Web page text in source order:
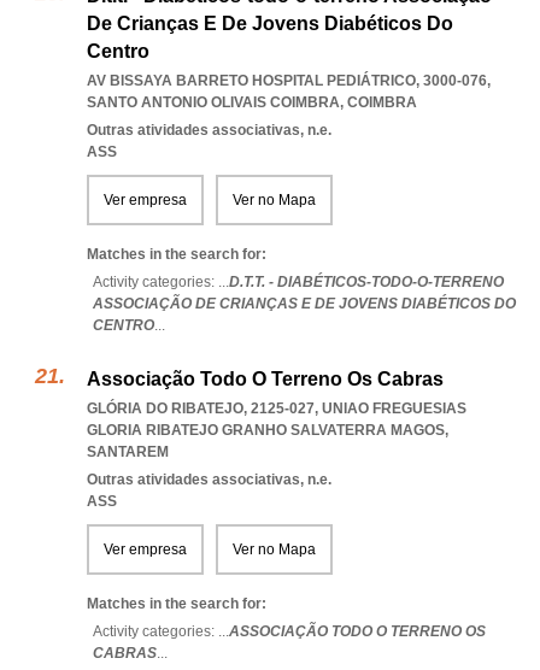
De Crianças E De Jovens Diabéticos Do
Centro
AV BISSAYA BARRETO HOSPITAL PEDIÁTRICO, 3000-076,
SANTO ANTONIO OLIVAIS COIMBRA, COIMBRA
Outras atividades associativas, n.e.
ASS
Ver empresa Ver no Mapa
Matches in the search for:
Activity categories: ...D.T.T. - DIABÉTICOS-TODO-O-TERRENO
ASSOCIAÇÃO DE CRIANÇAS E DE JOVENS DIABÉTICOS DO
CENTRO...
Associação Todo O Terreno Os Cabras
GLÓRIA DO RIBATEJO, 2125-027, UNIAO FREGUESIAS
GLORIA RIBATEJO GRANHO SALVATERRA MAGOS,
SANTAREM
Outras atividades associativas, n.e.
ASS
Ver empresa Ver no Mapa
Matches in the search for:
Activity categories: ...ASSOCIAÇÃO TODO O TERRENO OS
CABRAS...